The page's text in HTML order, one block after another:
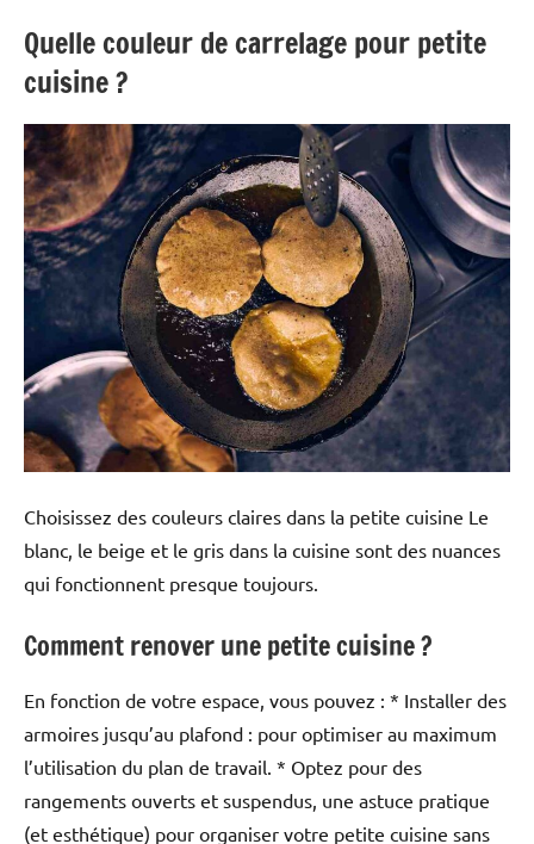
Quelle couleur de carrelage pour petite
cuisine ?
Choisissez des couleurs claires dans la petite cuisine Le
blanc, le beige et le gris dans la cuisine sont des nuances
qui fonctionnent presque toujours.
Comment renover une petite cuisine ?
En fonction de votre espace, vous pouvez : * Installer des
armoires jusqu’au plafond : pour optimiser au maximum
l’utilisation du plan de travail. * Optez pour des
rangements ouverts et suspendus, une astuce pratique
(et esthétique) pour organiser votre petite cuisine sans